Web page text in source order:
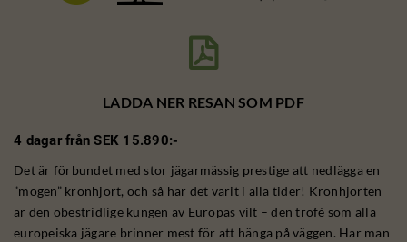

LADDA NER RESAN SOM PDF
4 dagar från SEK 15.890:-
Det är förbundet med stor jägarmässig prestige att nedlägga en
”mogen” kronhjort, och så har det varit i alla tider! Kronhjorten
är den obestridlige kungen av Europas vilt – den trofé som alla
europeiska jägare brinner mest för att hänga på väggen. Har man